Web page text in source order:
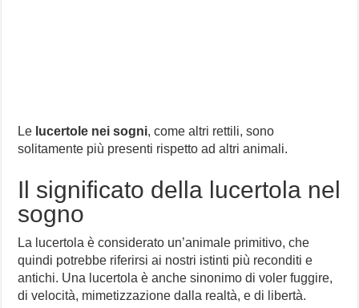
Le lucertole nei sogni, come altri rettili, sono
solitamente più presenti rispetto ad altri animali.
Il significato della lucertola nel
sogno
La lucertola è considerato un’animale primitivo, che
quindi potrebbe riferirsi ai nostri istinti più reconditi e
antichi. Una lucertola è anche sinonimo di voler fuggire,
di velocità, mimetizzazione dalla realtà, e di libertà.